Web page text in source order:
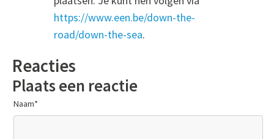
https://www.een.be/down-the-
road/down-the-sea.
Reacties
Plaats een reactie
Naam*